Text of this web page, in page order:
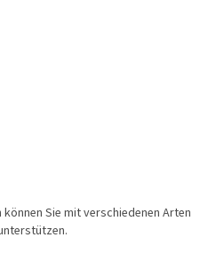
Sie mit verschiedenen Arten